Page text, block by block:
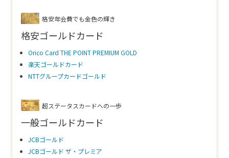
格安年会費でも金色の輝き
格安ゴールドカード
Orico Card THE POINT PREMIUM GOLD
楽天ゴールドカード
NTTグループカードゴールド
超ステータスカードへの一歩
一般ゴールドカード
JCBゴールド
JCBゴールド ザ・プレミア